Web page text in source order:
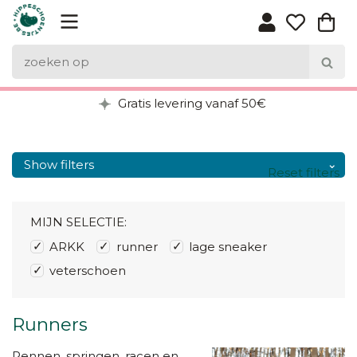
Gratis levering vanaf 50€
Show filters
Runners
MIJN SELECTIE:
ARKK
runner
lage sneaker
veterschoen
Reset filters